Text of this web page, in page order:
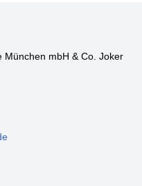
München mbH & Co. Joker